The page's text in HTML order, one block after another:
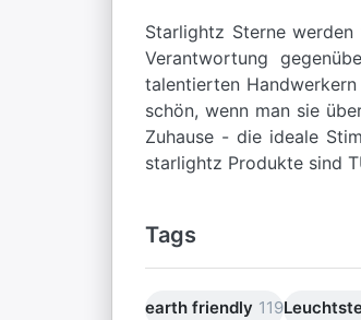
Starlightz Sterne
Verantwortung
talentierten
schön, wenn man sie
Zuhause - die ideale
starlightz Produkte sind
Tags
earth friendly 119